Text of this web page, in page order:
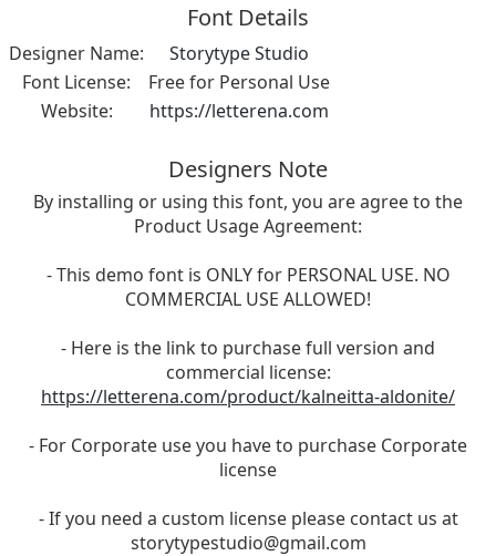
Font Details
Designer Name:
Storytype Studio
Font License:
Free for Personal Use
Website:
https://letterena.com
Designers Note
By installing or using this font, you are agree to the
Product Usage Agreement:
- This demo font is ONLY for PERSONAL USE. NO
COMMERCIAL USE ALLOWED!
- Here is the link to purchase full version and
commercial license:
https://letterena.com/product/kalneitta-aldonite/
- For Corporate use you have to purchase Corporate
license
- If you need a custom license please contact us at
storytypestudio@gmail.com